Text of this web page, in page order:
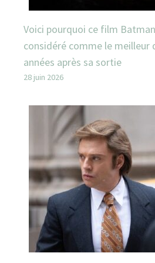
Voici pourquoi ce film
considéré comme le meilleur
années après sa sortie
28 juin 2026